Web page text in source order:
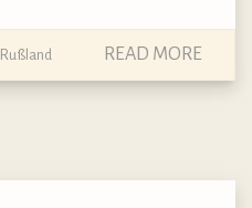
Rußland READ MORE